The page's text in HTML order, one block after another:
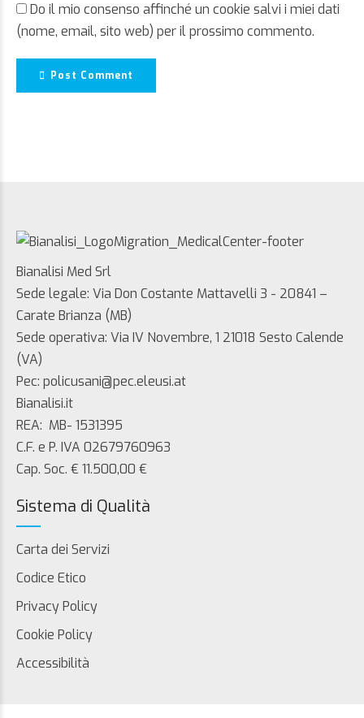
Do il mio consenso affinché un cookie salvi i miei dati
(nome, email, sito web) per il prossimo commento.
Post Comment
Bianalisi Med Srl
Sede legale: Via Don Costante Mattavelli 3 - 20841 –
Carate Brianza (MB)
Sede operativa: Via IV Novembre, 1 21018 Sesto Calende
(VA)
Pec: policusani@pec.eleusi.at
Bianalisi.it
REA: MB- 1531395
C.F. e P. IVA 02679760963
Cap. Soc. € 11.500,00 €
Sistema di Qualità
Carta dei Servizi
Codice Etico
Privacy Policy
Cookie Policy
Accessibilità